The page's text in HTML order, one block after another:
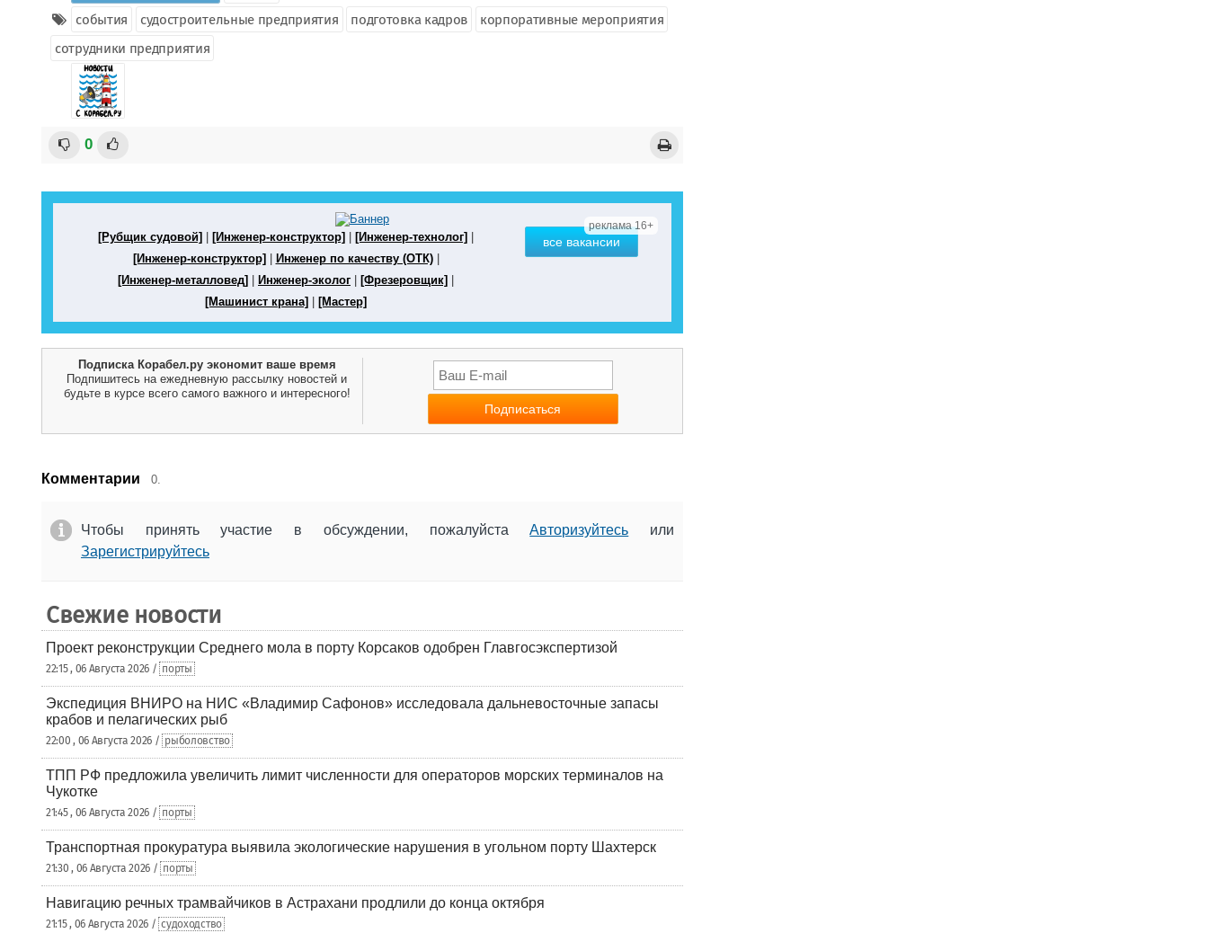
события
судостроительные предприятия подготовка кадров
корпоративные мероприятия
сотрудники предприятия
0
реклама 16+
[Рубщик судовой] [Инженер-конструктор] [Инженер-технолог]
[Инженер-конструктор]
Инженер по качеству (ОТК)|
[Инженер-металловед]
Инженер-эколог [Фрезеровщик]
[Машинист крана]
[Мастер]
все вакансии
Подписка Корабел.ру экономит ваше время
Подпишитесь на ежедневную рассылку новостей и
будьте в курсе всего самого важного и интересного!
Комментарии 0.
Чтобы принять участие в обсуждении, пожалуйстаАвторизуйтесь или
Зарегистрируйтесь
Свежие новости
Проект реконструкции Среднего мола в порту Корсаков одобрен Главгосэкспертизой
22:15 , 06 Августа 2026 / порты
Экспедиция ВНИРО на НИС «Владимир Сафонов» исследовала дальневосточные запасы
крабов и пелагических рыб
22:00 , 06 Августа 2026 / рыболовство
ТПП РФ предложила увеличить лимит численности для операторов морских терминалов на
Чукотке
21:45 , 06 Августа 2026 / порты
Транспортная прокуратура выявила экологические нарушения в угольном порту Шахтерск
21:30 , 06 Августа 2026 / порты
Навигацию речных трамвайчиков в Астрахани продлили до конца октября
21:15 , 06 Августа 2026 / судоходство